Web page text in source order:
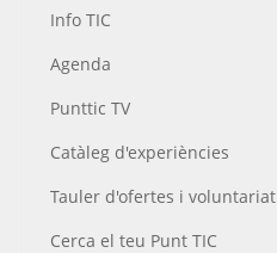
Info TIC
Agenda
Punttic TV
Catàleg d'experiències
Tauler d'ofertes i voluntariat
Cerca el teu Punt TIC